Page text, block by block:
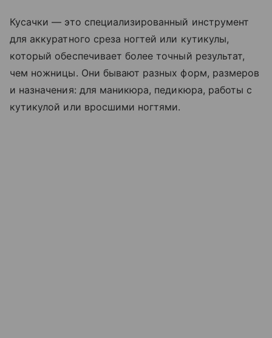
Кусачки — это специализированный инструмент
для аккуратного среза ногтей или кутикулы,
который обеспечивает более точный результат,
чем ножницы. Они бывают разных форм, размеров
и назначения: для маникюра, педикюра, работы с
кутикулой или вросшими ногтями.